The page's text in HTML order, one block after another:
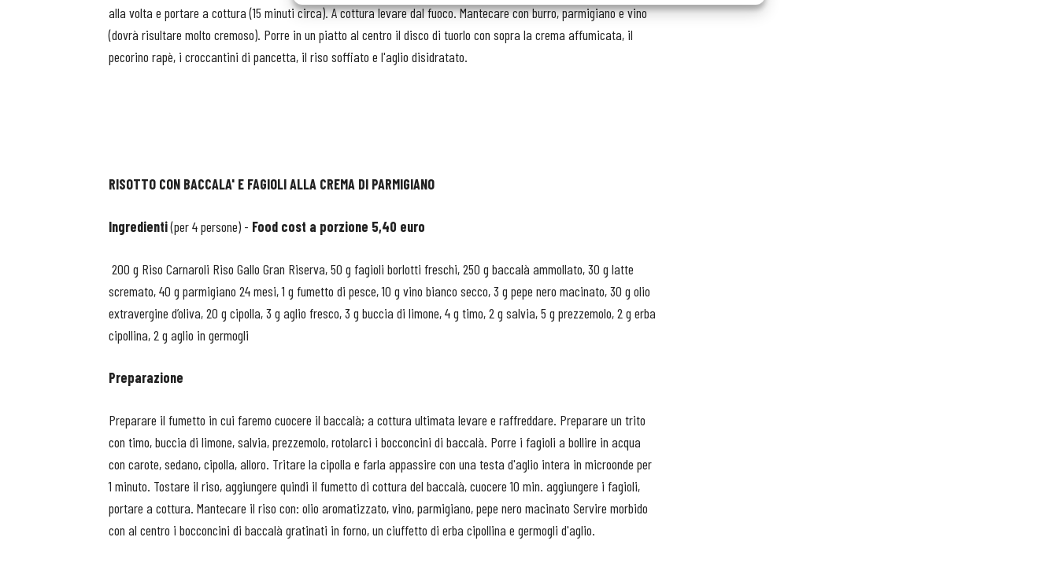
alla volta e portare a cottura (15 minuti circa). A cottura levare dal fuoco. Mantecare con burro, parmigiano e vino
(dovrà risultare molto cremoso). Porre in un piatto al centro il disco di tuorlo con sopra la crema affumicata, il
pecorino rapè, i croccantini di pancetta, il riso soffiato e l'aglio disidratato.
RISOTTO CON BACCALA' E FAGIOLI ALLA CREMA DI PARMIGIANO
Ingredienti(per 4 persone) - Food cost a porzione 5,40 euro
200 g Riso Carnaroli Riso Gallo Gran Riserva, 50 g fagioli borlotti freschi, 250 g baccalà ammollato, 30 g latte
scremato, 40 g parmigiano 24 mesi, 1 g fumetto di pesce, 10 g vino bianco secco, 3 g pepe nero macinato, 30 g olio
extravergine d’oliva, 20 g cipolla, 3 g aglio fresco, 3 g buccia di limone, 4 g timo, 2 g salvia, 5 g prezzemolo, 2 g erba
cipollina, 2 g aglio in germogli
Preparazione
Preparare il fumetto in cui faremo cuocere il baccalà; a cottura ultimata levare e raffreddare. Preparare un trito
con timo, buccia di limone, salvia, prezzemolo, rotolarci i bocconcini di baccalà. Porre i fagioli a bollire in acqua
con carote, sedano, cipolla, alloro. Tritare la cipolla e farla appassire con una testa d'aglio intera in microonde per
1 minuto. Tostare il riso, aggiungere quindi il fumetto di cottura del baccalà, cuocere 10 min. aggiungere i fagioli,
portare a cottura. Mantecare il riso con: olio aromatizzato, vino, parmigiano, pepe nero macinato Servire morbido
con al centro i bocconcini di baccalà gratinati in forno, un ciuffetto di erba cipollina e germogli d'aglio.